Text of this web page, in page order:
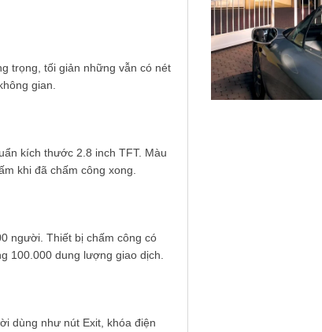
trọng, tối giản những vẫn có nét
gian.
kích thước 2.8 inch TFT. Màu
khi đã chấm công xong.
người. Thiết bị chấm công có
100.000 dung lượng giao dịch.
dùng như nút Exit, khóa điện